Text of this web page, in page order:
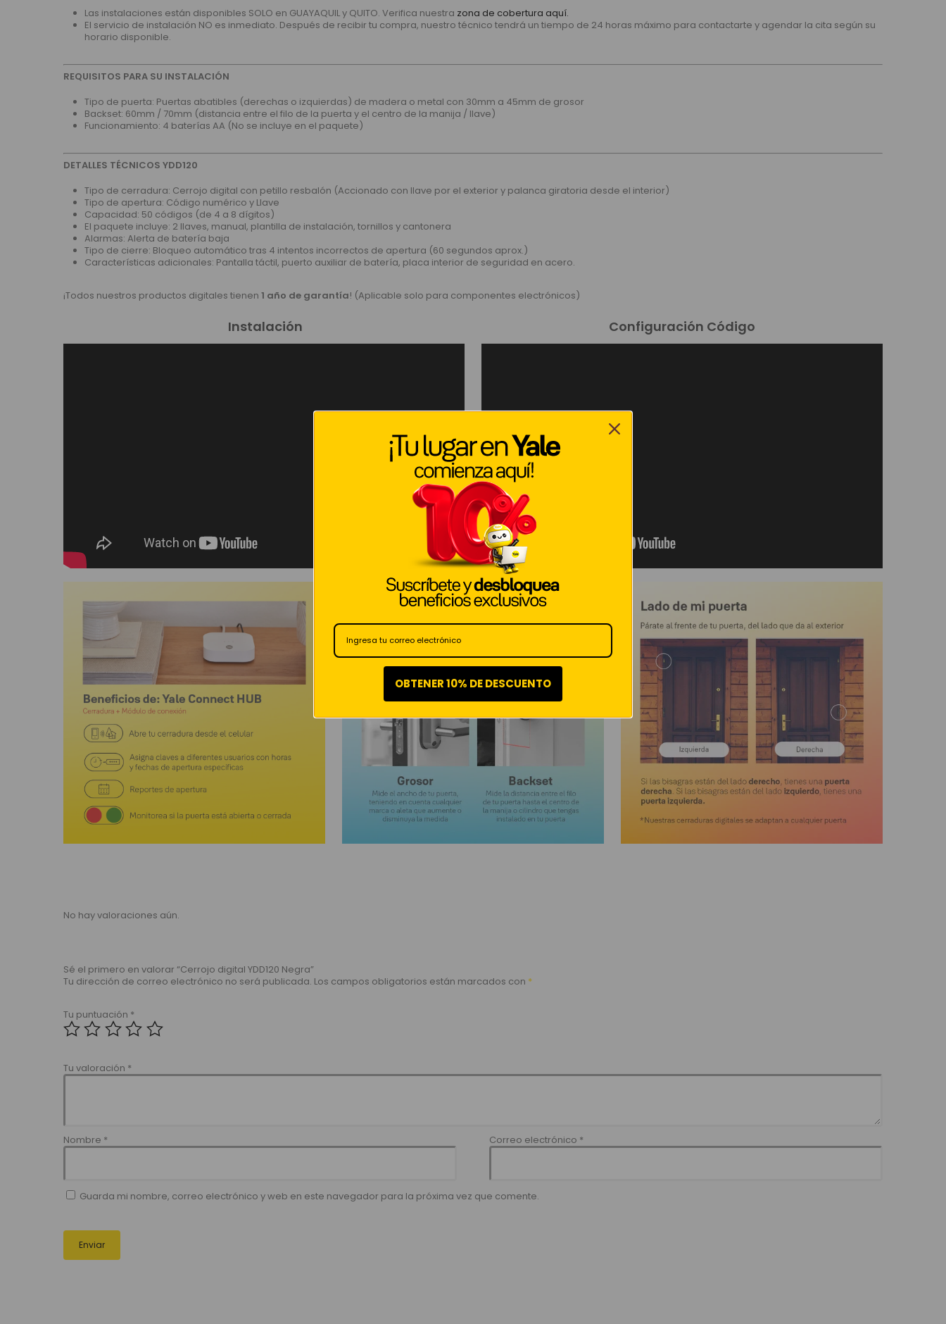
Las instalaciones están disponibles SOLO en GUAYAQUIL y QUITO. Verifica nuestra zona de cobertura aquí.
El servicio de instalación NO es inmediato. Después de recibir tu compra, nuestro técnico tendrá un tiempo de 24 horas máximo para contactarte y agendar la cita según su
horario disponible.
REQUISITOS PARA SU INSTALACIÓN
Tipo de puerta: Puertas abatibles (derechas o izquierdas) de madera o metal con 30mm a 45mm de grosor
Backset: 60mm / 70mm (distancia entre el filo de la puerta y el centro de la manija / llave)
Funcionamiento: 4 baterías AA (No se incluye en el paquete)
DETALLES TÉCNICOS YDD120
Tipo de cerradura: Cerrojo digital con petillo resbalón (Accionado con llave por el exterior y palanca giratoria desde el interior)
Tipo de apertura: Código numérico y Llave
Capacidad: 50 códigos (de 4 a 8 dígitos)
El paquete incluye: 2 llaves, manual, plantilla de instalación, tornillos y cantonera
Alarmas: Alerta de batería baja
Tipo de cierre: Bloqueo automático tras 4 intentos incorrectos de apertura (60 segundos aprox.)
Características adicionales: Pantalla táctil, puerto auxiliar de batería, placa interior de seguridad en acero.
¡Todos nuestros productos digitales tienen 1 año de garantía! (Aplicable solo para componentes electrónicos)
Instalación Configuración Código
No hay valoraciones aún.
Sé el primero en valorar “Cerrojo digital YDD120 Negra”
Tu dirección de correo electrónico no será publicada. Los campos obligatorios están marcados con *
Tu puntuación *
Tu valoración *
Nombre * Correo electrónico *
Guarda mi nombre, correo electrónico y web en este navegador para la próxima vez que comente.
OBTENER 10% DE DESCUENTO